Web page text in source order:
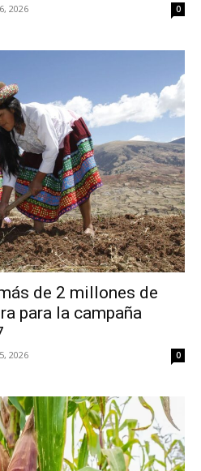
2026 0
de 2 millones de
para la campaña
2026 0